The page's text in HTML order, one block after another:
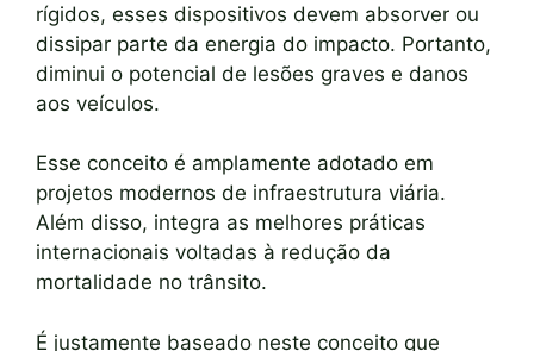
rígidos, esses dispositivos devem absorver ou
dissipar parte da energia do impacto. Portanto,
diminui o potencial de lesões graves e danos
aos veículos.
Esse conceito é amplamente adotado em
projetos modernos de infraestrutura viária.
Além disso, integra as melhores práticas
internacionais voltadas à redução da
mortalidade no trânsito.
É justamente baseado neste conceito que